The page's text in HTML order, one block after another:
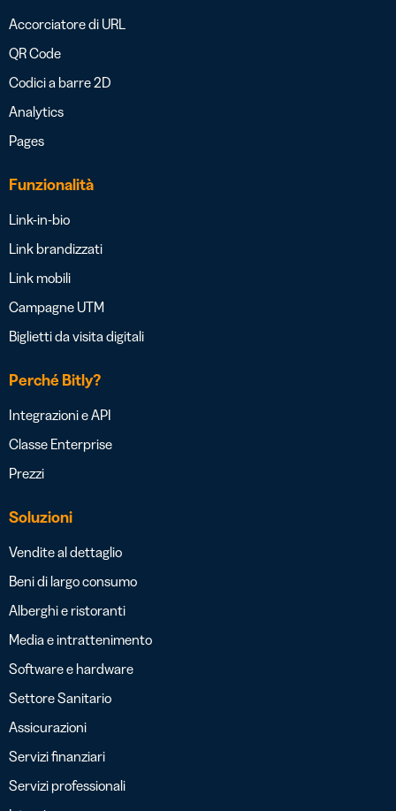
Accorciatore di URL
QR Code
Codici a barre 2D
Analytics
Pages
Funzionalità
Link-in-bio
Link brandizzati
Link mobili
Campagne UTM
Biglietti da visita digitali
Perché Bitly?
Integrazioni e API
Classe Enterprise
Prezzi
Soluzioni
Vendite al dettaglio
Beni di largo consumo
Alberghi e ristoranti
Media e intrattenimento
Software e hardware
Settore Sanitario
Assicurazioni
Servizi finanziari
Servizi professionali